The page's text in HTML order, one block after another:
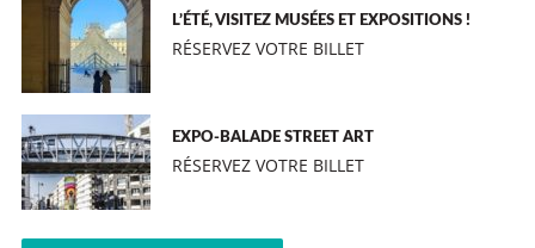
L’ÉTÉ, VISITEZ MUSÉES ET EXPOSITIONS !
RÉSERVEZ VOTRE BILLET
EXPO-BALADE STREET ART
RÉSERVEZ VOTRE BILLET